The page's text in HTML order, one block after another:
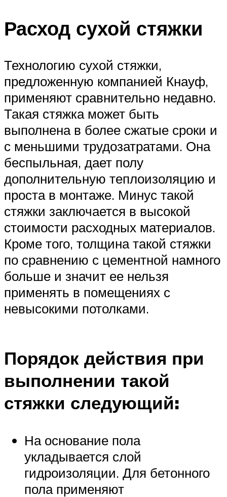
Расход сухой стяжки
Технологию сухой стяжки,
предложенную компанией Кнауф,
применяют сравнительно недавно.
Такая стяжка может быть
выполнена в более сжатые сроки и
с меньшими трудозатратами. Она
беспыльная, дает полу
дополнительную теплоизоляцию и
проста в монтаже. Минус такой
стяжки заключается в высокой
стоимости расходных материалов.
Кроме того, толщина такой стяжки
по сравнению с цементной намного
больше и значит ее нельзя
применять в помещениях с
невысокими потолками.
Порядок действия при
выполнении такой
стяжки следующий:
На основание пола
укладывается слой
гидроизоляции. Для бетонного
пола применяют